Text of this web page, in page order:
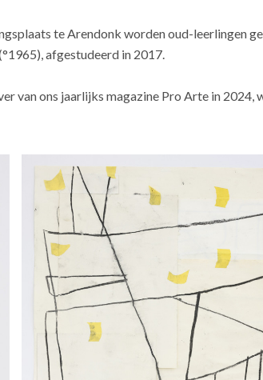
te Arendonk worden oud-leerlingen
1965), afgestudeerd in 2017.
van ons jaarlijks magazine Pro Arte in 2024,